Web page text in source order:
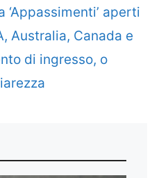
‘Appassimenti’ aperti
Australia, Canada e
di ingresso, o